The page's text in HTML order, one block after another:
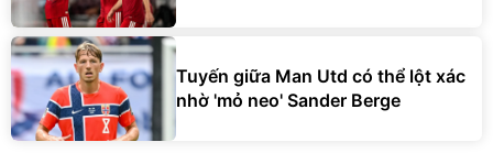
Tuyến giữa Man Utd có thể lột xác
nhờ 'mỏ neo' Sander Berge